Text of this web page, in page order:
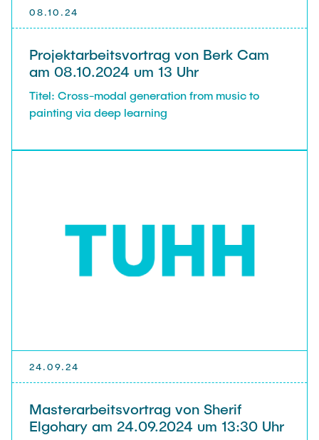
08.10.24
Projektarbeitsvortrag von Berk Cam
am 08.10.2024 um 13 Uhr
Titel: Cross-modal generation from music to
painting via deep learning
24.09.24
Masterarbeitsvortrag von Sherif
Elgohary am 24.09.2024 um 13:30 Uhr